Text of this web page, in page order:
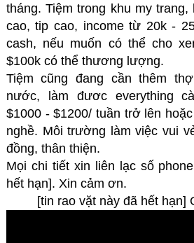
tháng. Tiệm trong khu my trang,
cao, tip cao, income từ 20k -
cash, nếu muốn có thể cho
$100k có thể thương lượng.
Tiệm cũng đang cần thêm
nước, làm đươc everything
$1000 - $1200/ tuần trở lên
nghề. Môi trường làm việc vui
đồng, thân thiện.
Mọi chi tiết xin liên lạc số
hết hạn]. Xin cảm ơn.
[tin rao vặt này đã hết hạn]